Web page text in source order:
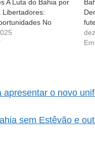
A Luta do Bahia por
Libertadores:
No
cada partida
de uma
o novo
sem Estêvão e